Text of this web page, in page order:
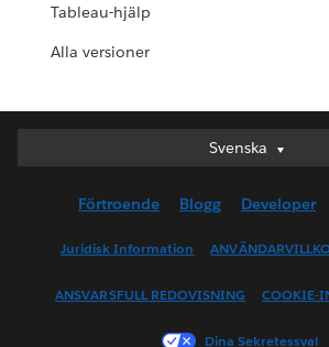
Tableau-hjälp
Alla versioner
Svenska
Svenska
English (UK)
English (US)
Français (Canada)
Français (France)
Förtroende Blogg Developer
Juridisk Information
ANSVARSFULL REDOVISNING COOKIE-
Dina Sekretessval